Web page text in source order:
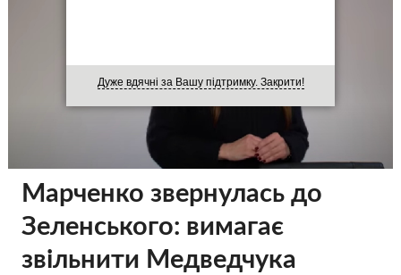
Дуже вдячні за Вашу підтримку. Закрити!
Марченко звернулась до
Зеленського: вимагає
звільнити Медведчука